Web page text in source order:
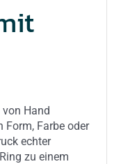
Hand
Form, Farbe oder
echter
zu einem